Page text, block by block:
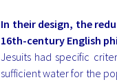
In their design, the
16th-century English
Jesuits had specific
sufficient water for the